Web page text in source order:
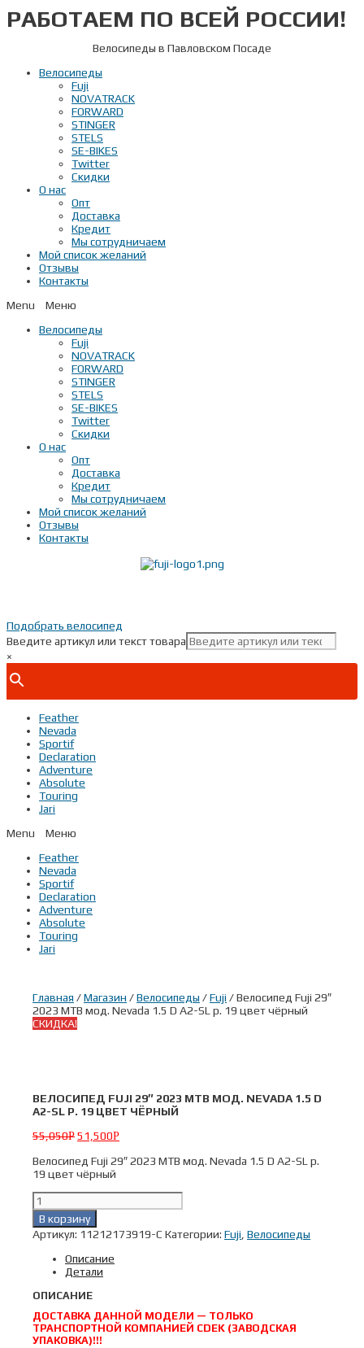
Перейти
кРАБОТАЕМ ПО ВСЕЙ РОССИИ!
Велосипеды в Павловском Посаде
Велосипеды
Fuji
NOVATRACK
FORWARD
STINGER
STELS
SE-BIKES
Twitter
Скидки
О нас
Опт
Доставка
Кредит
Мы сотрудничаем
Мой список желаний
Отзывы
Контакты
Menu
Велосипеды
Fuji
NOVATRACK
FORWARD
STINGER
STELS
SE-BIKES
Twitter
Скидки
О нас
Опт
Доставка
Кредит
Мы сотрудничаем
Мой список желаний
Отзывы
Контакты
Подобрать велосипед
Введите артикул или текст товара
×
Feather
Nevada
Sportif
Declaration
Adventure
Absolute
Touring
Jari
Menu
Feather
Nevada
Sportif
Declaration
Adventure
Absolute
Touring
Jari
Главная /Магазин /Велосипеды /Fuji / Велосипед Fuji 29″
2023 MTB мод. Nevada 1.5 D A2-SL р. 19 цвет чёрный
СКИДКА!
ВЕЛОСИПЕД FUJI 29″ 2023 MTB МОД. NEVADA 1.5 D
A2-SL Р. 19 ЦВЕТ ЧЁРНЫЙ
55,050Р 51,500Р
Велосипед Fuji 29″ 2023 MTB мод. Nevada 1.5 D A2-SL р.
19 цвет чёрный
Количество
товара
Велосипед
Fuji
2023
MTB
Nevada
1.5
D
A2-
В корзину
Артикул: 11212173919-C Категории: Fuji Велосипеды
Описание
Детали
ОПИСАНИЕ
ДОСТАВКА ДАННОЙ МОДЕЛИ — ТОЛЬКО
ТРАНСПОРТНОЙ КОМПАНИЕЙ CDEK (ЗАВОДСКАЯ
УПАКОВКА)!!!